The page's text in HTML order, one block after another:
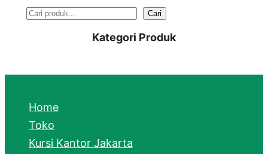
S
r
h
Cari
Kategori Produk
Home
Toko
Kursi Kantor Jakarta